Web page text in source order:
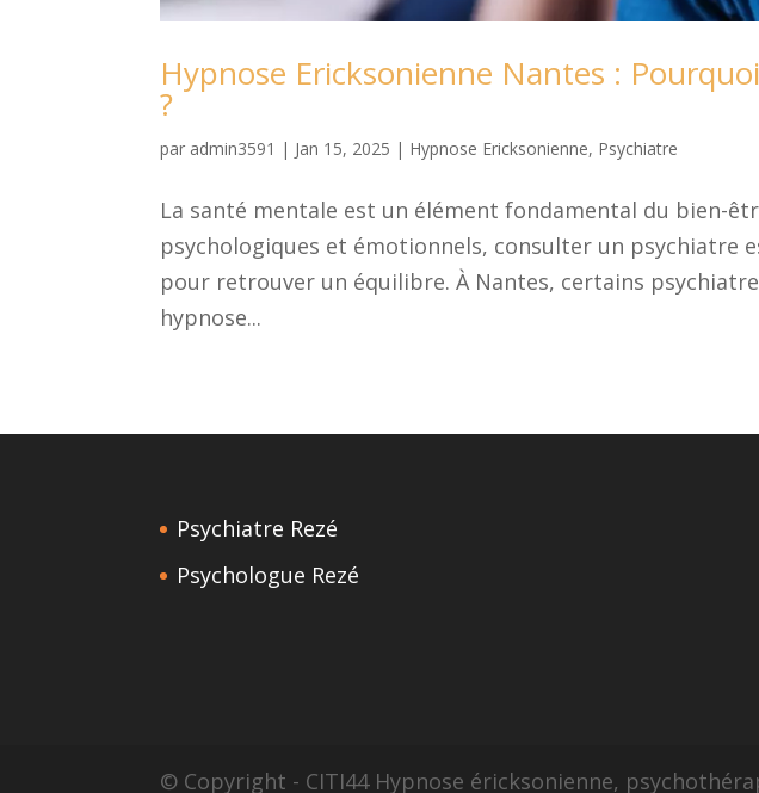
Hypnose Ericksonienne Nantes :
?
par admin3591 | Jan 15, 2025 | Hypnose Ericksonienne, Psychiatre
La santé mentale est un élément fondamental du bien-
psychologiques et émotionnels, consulter un psychiatre
pour retrouver un équilibre. À Nantes, certains
hypnose...
Psychiatre Rezé
Psychologue Rezé
© Copyright - CITI44 Hypnose éricksonienne,